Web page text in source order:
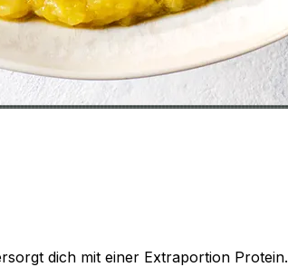
dich mit einer Extraportion Protein.